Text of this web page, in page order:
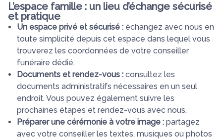
L’espace famille : un lieu d’échange sécurisé
et pratique
Un espace privé et sécurisé : échangez avec nous en
toute simplicité depuis cet espace dans lequel vous
trouverez les coordonnées de votre conseiller
funéraire dédié.
Documents et rendez-vous : consultez les
documents administratifs nécessaires en un seul
endroit. Vous pouvez également suivre les
prochaines étapes et rendez-vous avec nous.
Préparer une cérémonie à votre image : partagez
avec votre conseiller les textes, musiques ou photos